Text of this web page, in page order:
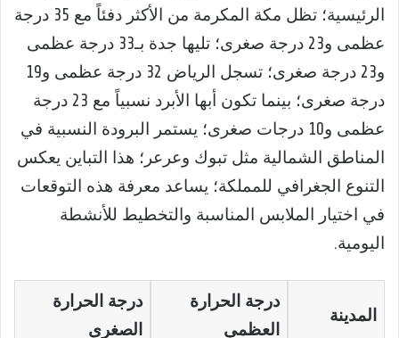
الرئيسية؛ تظل مكة المكرمة من الأكثر دفئاً مع 35 درجة
عظمى و23 درجة صغرى؛ تليها جدة بـ33 درجة عظمى
و23 درجة صغرى؛ تسجل الرياض 32 درجة عظمى و19
درجة صغرى؛ بينما تكون أبها الأبرد نسبياً مع 23 درجة
عظمى و10 درجات صغرى؛ يستمر البرودة النسبية في
المناطق الشمالية مثل تبوك وعرعر؛ هذا التباين يعكس
التنوع الجغرافي للمملكة؛ يساعد معرفة هذه التوقعات
في اختيار الملابس المناسبة والتخطيط للأنشطة
اليومية.
المدينة
درجة الحرارة
العظمى
درجة الحرارة
الصغرى